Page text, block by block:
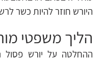
היורש חוזר להיות כשר
הליך משפטי
ההחלטה על יורש פסול